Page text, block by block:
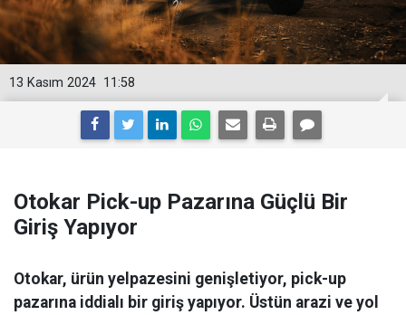
11:58
13 Kasım 2024
Otokar Pick-up Pazarına Güçlü Bir
Giriş Yapıyor
Otokar, ürün yelpazesini genişletiyor, pick-up
pazarına iddialı bir giriş yapıyor. Üstün arazi ve yol